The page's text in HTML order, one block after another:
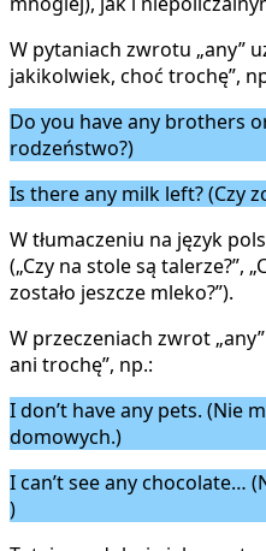
W pytaniach zwrotu „any”
jakikolwiek, choć trochę”,
Do you have any brothers
rodzeństwo?)
Is there any milk left? (Czy
W tłumaczeniu na język
(„Czy na stole są talerze?”,
zostało jeszcze mleko?”).
W przeczeniach zwrot
ani trochę”, np.:
I don’t have any pets. (Nie
domowych.)
I can’t see any chocolate…
)